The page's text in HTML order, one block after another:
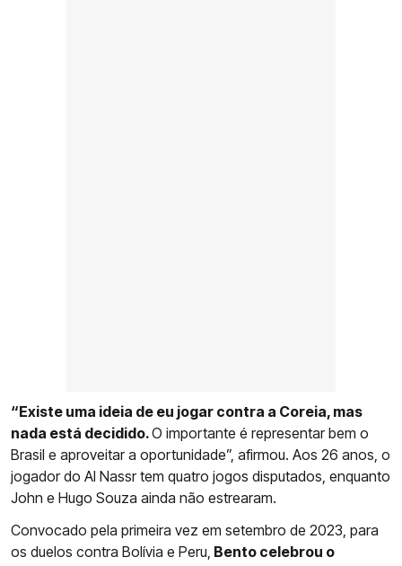
“Existe uma ideia de eu jogar contra a Coreia, mas
nada está decidido.O importante é representar bem o
Brasil e aproveitar a oportunidade”, afirmou. Aos 26 anos, o
jogador do Al Nassr tem quatro jogos disputados, enquanto
John e Hugo Souza ainda não estrearam.
Convocado pela primeira vez em setembro de 2023, para
os duelos contra Bolívia e Peru, Bento celebrou o